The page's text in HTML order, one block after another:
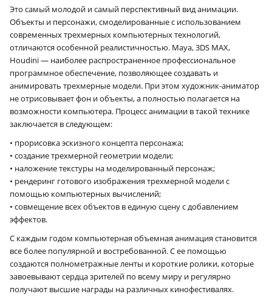
Это самый молодой и самый перспективный вид анимации.
Объекты и персонажи, смоделированные с использованием
современных трехмерных компьютерных технологий,
отличаются особенной реалистичностью. Maya, 3DS MAX,
Houdini — наиболее распространенное профессиональное
программное обеспечение, позволяющее создавать и
анимировать трехмерные модели. При этом художник-аниматор
не отрисовывает фон и объекты, а полностью полагается на
возможности компьютера. Процесс анимации в такой технике
заключается в следующем:
• прорисовка эскизного концепта персонажа;
• создание трехмерной геометрии модели;
• наложение текстуры на моделированный персонаж;
• рендеринг готового изображения трехмерной модели с
помощью компьютерных вычислений;
• совмещение всех объектов в единую сцену с добавлением
эффектов.
С каждым годом компьютерная объемная анимация становится
все более популярной и востребованной. С ее помощью
создаются полнометражные ленты и короткие ролики, которые
завоевывают сердца зрителей по всему миру и регулярно
получают высшие награды на различных кинофестивалях.